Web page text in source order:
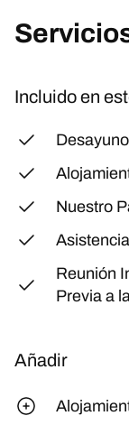
Incluido en
Nuestro
Reunión
Previa a
Añadir